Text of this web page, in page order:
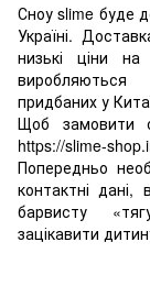
Сноу slime буде
Україні.
низькі ціни на
придбаних у
Щоб замовити
https://slime-
Попередньо
контактні дані,
барвисту
зацікавити